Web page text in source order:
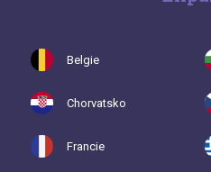
Belgie
Chorvatsko
Francie